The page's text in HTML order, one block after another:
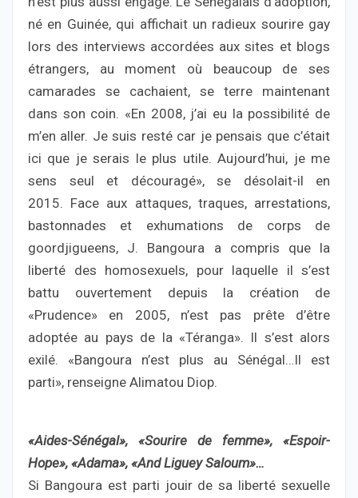
né en Guinée, qui affichait un radieux sourire gay
lors des interviews accordées aux sites et blogs
étrangers, au moment où beaucoup de ses
camarades se cachaient, se terre maintenant
dans son coin. «En 2008, j’ai eu la possibilité de
m’en aller. Je suis resté car je pensais que c’était
ici que je serais le plus utile. Aujourd’hui, je me
sens seul et découragé», se désolait-il en
2015. Face aux attaques, traques, arrestations,
bastonnades et exhumations de corps de
goordjigueens, J. Bangoura a compris que la
liberté des homosexuels, pour laquelle il s’est
battu ouvertement depuis la création de
«Prudence» en 2005, n’est pas prête d’être
adoptée au pays de la «Téranga». Il s’est alors
exilé. «Bangoura n’est plus au Sénégal…Il est
parti», renseigne Alimatou Diop.
«Aides-Sénégal», «Sourire de femme», «Espoir-
Hope», «Adama», «And Liguey Saloum»…
Si Bangoura est parti jouir de sa liberté sexuelle